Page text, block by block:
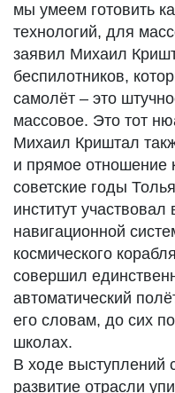
мы умеем готовить
технологий, для
заявил Михаил
беспилотников,
самолёт – это
массовое. Это тот
Михаил Криштал
и прямое отношение
советские годы
институт участвовал
навигационной
космического
совершил
автоматический
его словам, до сих
школах.
В ходе выступлений
развитие отрасли